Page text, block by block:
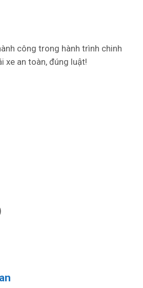
công trong hành trình chinh
xe an toàn, đúng luật!